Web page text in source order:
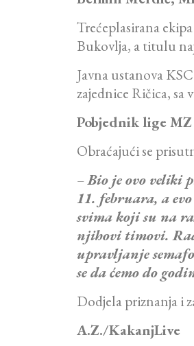
Trećeplasirana
Bukovlja, a titulu
Javna ustanova
zajednice Ričica, sa
Pobjednik lige
Obraćajući se
–Bio je ovo veliki
11. februara, a
svima koji su na
njihovi timovi.
upravljanje
se da ćemo do
Dodjela priznanja i
A.Z./KakanjLive